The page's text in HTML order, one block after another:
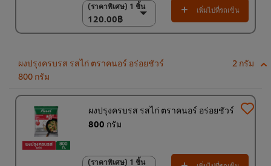
(ราคาพิเศษ) 1 ชิ้น
120.00฿
(ราคาพิเศษ) 1 ชิ้น
120.00฿
(ราคาพิเศษ) แพ็ค 10
1,200.00฿
เพิ่มไปที่รถเข็น
ผงปรุงครบรส รสไก่ ตราคนอร์ อร่อยชัวร์
800 กรัม
2 กรัม
ผงปรุงครบรส รสไก่ ตราคนอร์ อร่อยชัวร์
800 กรัม
(ราคาพิเศษ) 1 ชิ้น
(ราคาพิเศษ) 1 ชิ้น